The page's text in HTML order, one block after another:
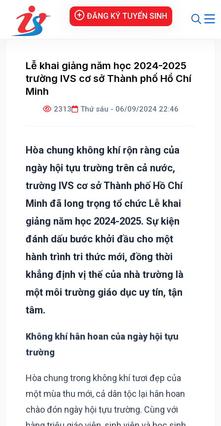
ĐĂNG KÝ TUYỂN SINH
Lễ khai giảng năm học 2024-2025
trường IVS cơ sở Thành phố Hồ Chí
Minh
2313 Thứ sáu - 06/09/2024 22:46
Hòa chung không khí rộn ràng của
ngày hội tựu trường trên cả nước,
trường IVS cơ sở Thành phố Hồ Chí
Minh đã long trọng tổ chức Lễ khai
giảng năm học 2024-2025. Sự kiện
đánh dấu bước khởi đầu cho một
hành trình tri thức mới, đồng thời
khẳng định vị thế của nhà trường là
một môi trường giáo dục uy tín, tận
tâm.
Không khí hân hoan của ngày hội tựu
trường
Hòa chung trong không khí tươi đẹp của
một mùa thu mới, cả dân tộc lại hân hoan
chào đón ngày hội tựu trường. Cùng với